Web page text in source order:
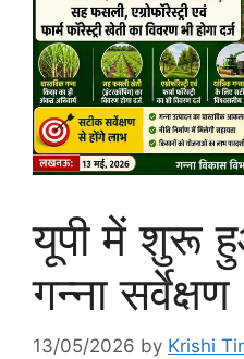
यूपी में शुरू
गन्ना
13/05/2026 by Krishi